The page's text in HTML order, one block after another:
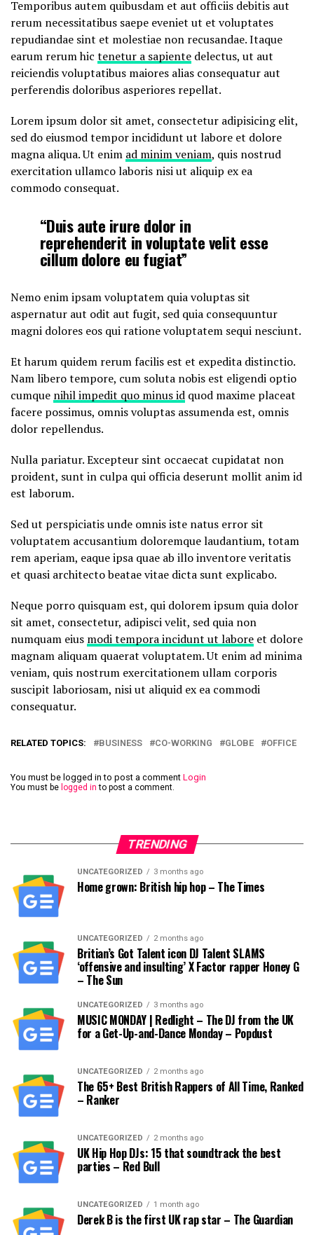
Temporibus autem quibusdam et aut officiis debitis aut
rerum necessitatibus saepe eveniet ut et voluptates
repudiandae sint et molestiae non recusandae. Itaque
earum rerum hic tenetur a sapiente delectus, ut aut
reiciendis voluptatibus maiores alias consequatur aut
perferendis doloribus asperiores repellat.
Lorem ipsum dolor sit amet, consectetur adipisicing elit,
sed do eiusmod tempor incididunt ut labore et dolore
magna aliqua. Ut enim ad minim veniam, quis nostrud
exercitation ullamco laboris nisi ut aliquip ex ea
commodo consequat.
“Duis aute irure dolor in
reprehenderit in voluptate velit esse
cillum dolore eu fugiat”
Nemo enim ipsam voluptatem quia voluptas sit
aspernatur aut odit aut fugit, sed quia consequuntur
magni dolores eos qui ratione voluptatem sequi nesciunt.
Et harum quidem rerum facilis est et expedita distinctio.
Nam libero tempore, cum soluta nobis est eligendi optio
cumque nihil impedit quo minus id quod maxime placeat
facere possimus, omnis voluptas assumenda est, omnis
dolor repellendus.
Nulla pariatur. Excepteur sint occaecat cupidatat non
proident, sunt in culpa qui officia deserunt mollit anim id
est laborum.
Sed ut perspiciatis unde omnis iste natus error sit
voluptatem accusantium doloremque laudantium, totam
rem aperiam, eaque ipsa quae ab illo inventore veritatis
et quasi architecto beatae vitae dicta sunt explicabo.
Neque porro quisquam est, qui dolorem ipsum quia dolor
sit amet, consectetur, adipisci velit, sed quia non
numquam eius modi tempora incidunt ut labore et dolore
magnam aliquam quaerat voluptatem. Ut enim ad minima
veniam, quis nostrum exercitationem ullam corporis
suscipit laboriosam, nisi ut aliquid ex ea commodi
consequatur.
RELATED TOPICS: BUSINESS CO-WORKING GLOBE OFFICE
You must be logged in to post a comment Login
You must be logged in to post a comment.
TRENDING
UNCATEGORIZED 3 months ago
Home grown: British hip hop – The Times
UNCATEGORIZED 2 months ago
Britian’s Got Talent icon DJ Talent SLAMS
‘offensive and insulting’ X Factor rapper Honey G
– The Sun
UNCATEGORIZED 3 months ago
MUSIC MONDAY | Redlight – The DJ from the UK
for a Get-Up-and-Dance Monday – Popdust
UNCATEGORIZED 2 months ago
The 65+ Best British Rappers of All Time, Ranked
– Ranker
UNCATEGORIZED 2 months ago
UK Hip Hop DJs: 15 that soundtrack the best
parties – Red Bull
UNCATEGORIZED 1 month ago
Derek B is the first UK rap star – The Guardian